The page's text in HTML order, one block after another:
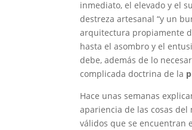
inmediato, el elevado y el
destreza artesanal “y un
arquitectura propiamente
hasta el asombro y el
debe, además de lo
complicada doctrina de la
Hace unas semanas
apariencia de las cosas
válidos que se encuentran